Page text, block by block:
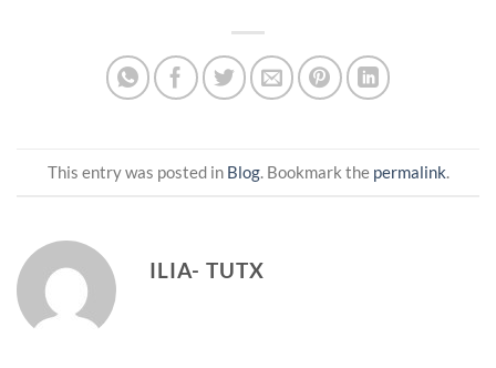
This entry was posted in Blog. Bookmark the permalink.
ILIA- TUTX